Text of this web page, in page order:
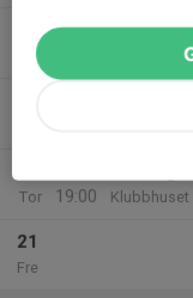
Tis
18:00
Träning
Klubbhuset
Tor
19:00
Klubbhuset
21
Fre